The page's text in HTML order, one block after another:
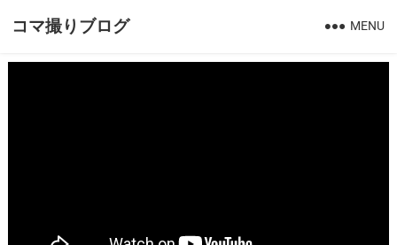
コマ撮りブログ MENU